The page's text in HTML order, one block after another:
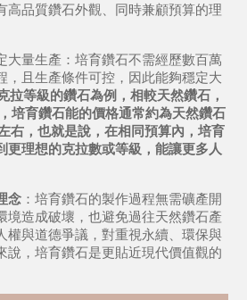
高品質鑽石外觀、同時兼顧預算的理
大量生產： 培育鑽石不需經歷數百萬
，且生產條件可控，因此能夠穩定大
拉等級的鑽石為例 ，相較天然鑽石，
培育鑽石能的價格通常約為天然鑽石
右 ，也就是說，在相同預算內，培育
更理想的克拉數或等級，能讓更多人
念 ： 培育鑽石的製作過程無需礦產開
境造成破壞，也避免過往天然鑽石產
權與道德爭議，對重視永續、環保與
說，培育鑽石是更貼近現代價值觀的